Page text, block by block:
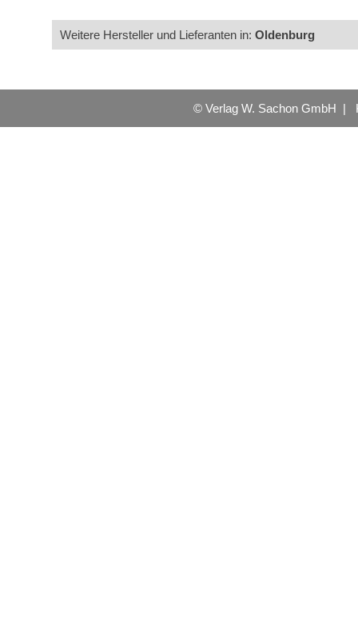
Weitere Hersteller und Lieferanten in: Oldenburg
© Verlag W. Sachon GmbH |